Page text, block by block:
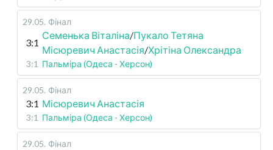
29.05. Фінал
3:1
Семенька Віталіна/Пукало Тетяна
Місюревич Анастасія/Хрітіна Олександра
3:1 Пальміра (Одеса - Херсон)
29.05. Фінал
3:1 Місюревич Анастасія
3:1 Пальміра (Одеса - Херсон)
29.05. Фінал